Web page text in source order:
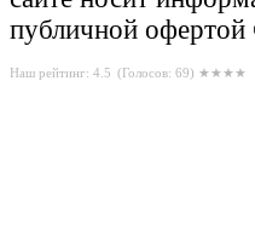
публичной
Наш рейтинг: 4.5 (Голосов: 69) ★★★★